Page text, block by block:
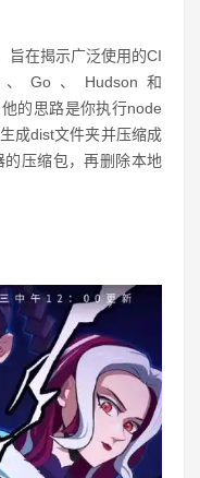
旨在揭示广泛使用的CI
Go、Hudson和
的思路是你执行node
成dist文件夹并压缩成
压缩包，再删除本地